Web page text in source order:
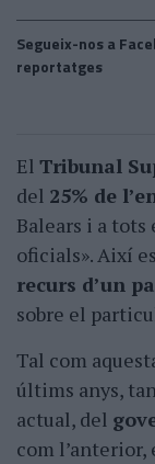
Segueix-nos a
reportatges
El Tribunal
del 25% de
Balears i a
oficials». Així
recurs d’un
sobre el
Tal com
últims anys,
actual, del
com l’anterior,